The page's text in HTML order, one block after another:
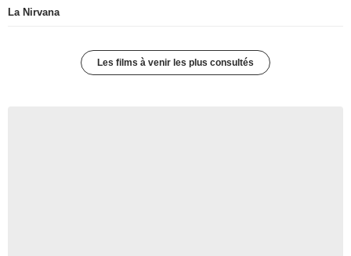
La Nirvana
Les films à venir les plus consultés